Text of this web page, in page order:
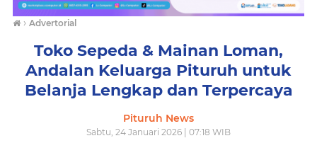
› Advertorial
Toko Sepeda & Mainan Loman,
Andalan Keluarga Pituruh untuk
Belanja Lengkap dan Terpercaya
Pituruh News
Sabtu, 24 Januari 2026 | 07:18 WIB